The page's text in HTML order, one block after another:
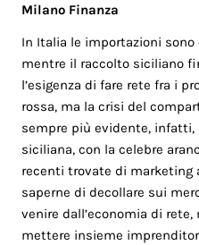
Milano Finanza
In Italia le importazioni sono
mentre il raccolto siciliano
l’esigenza di fare rete fra i
rossa, ma la crisi del
sempre più evidente, infatti,
siciliana, con la celebre
recenti trovate di marketing
saperne di decollare sui
venire dall’economia di
mettere insieme